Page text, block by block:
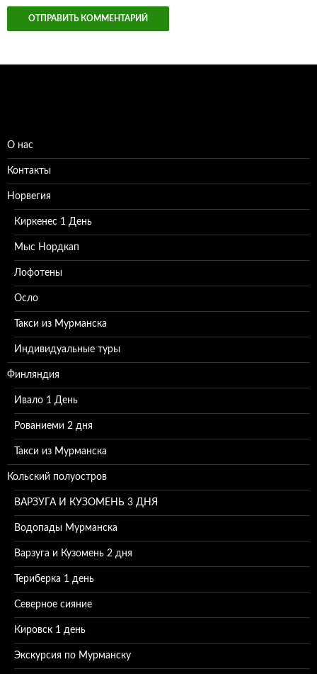
О нас
Контакты
Норвегия
Киркенес 1 День
Мыс Нордкап
Лофотены
Осло
Такси из Мурманска
Индивидуальные туры
Финляндия
Ивало 1 День
Рованиеми 2 дня
Такси из Мурманска
Кольский полуостров
ВАРЗУГА И КУЗОМЕНЬ 3 ДНЯ
Водопады Мурманска
Варзуга и Кузомень 2 дня
Териберка 1 день
Северное сияние
Кировск 1 день
Экскурсия по Мурманску